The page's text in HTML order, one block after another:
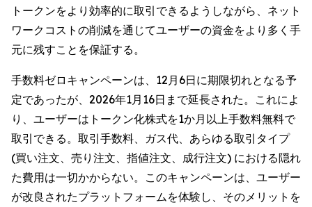
トークンをより効率的に取引できるようしながら、ネット
ワークコストの削減を通じてユーザーの資金をより多く手
元に残すことを保証する。
手数料ゼロキャンペーンは、12月6日に期限切れとなる予
定であったが、2026年1月16日まで延長された。これによ
り、ユーザーはトークン化株式を1か月以上手数料無料で
取引できる。取引手数料、ガス代、あらゆる取引タイプ
(買い注文、売り注文、指値注文、成行注文) における隠れ
た費用は一切かからない。このキャンペーンは、ユーザー
が改良されたプラットフォームを体験し、そのメリットを